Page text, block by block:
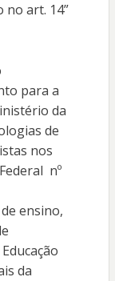
no art. 14”
para a
da
de
nos
nº
ensino,
da